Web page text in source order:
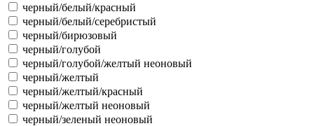
черный/белый/красный
черный/белый/серебристый
черный/бирюзовый
черный/голубой
черный/голубой/желтый неоновый
черный/желтый
черный/желтый/красный
черный/желтый неоновый
черный/зеленый неоновый